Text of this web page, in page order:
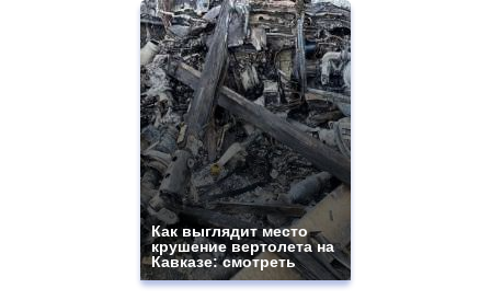
Как выглядит место
крушение вертолета на
Кавказе: смотреть